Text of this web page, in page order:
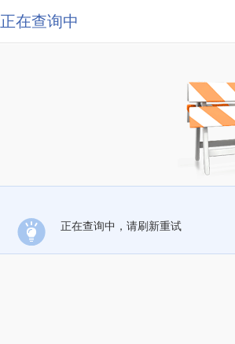
正在查询中
正在查询中，请刷新重试